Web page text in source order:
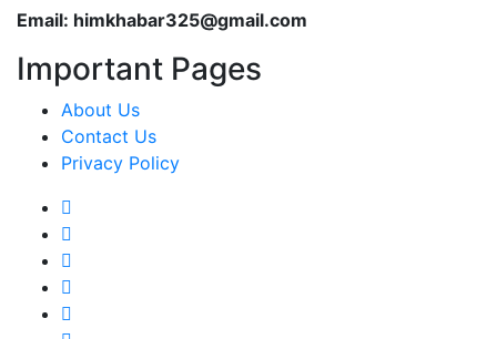
Email: himkhabar325@gmail.com
Important Pages
About Us
Contact Us
Privacy Policy